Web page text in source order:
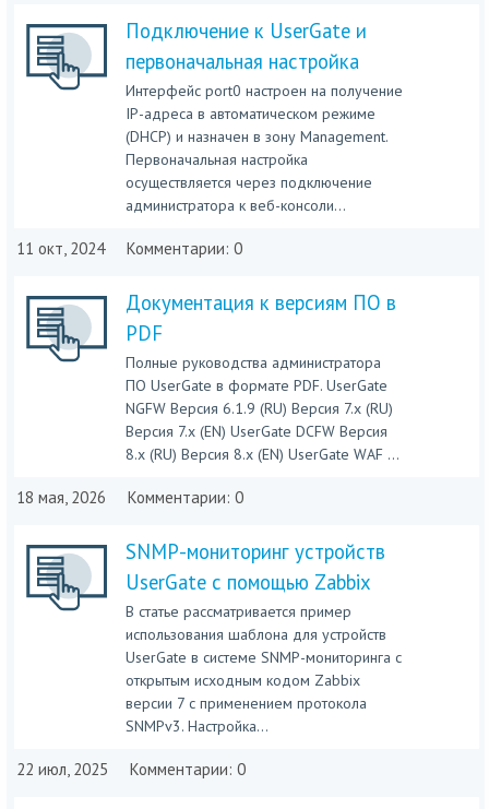
Подключение к UserGate и
первоначальная настройка
Интерфейс port0 настроен на получение
IP-адреса в автоматическом режиме
(DHCP) и назначен в зону Management.
Первоначальная настройка
осуществляется через подключение
администратора к веб-консоли...
11 окт, 2024 Комментарии: 0
Документация к версиям ПО в
PDF
Полные руководства администратора
ПО UserGate в формате PDF. UserGate
NGFW Версия 6.1.9 (RU) Версия 7.x (RU)
Версия 7.x (EN) UserGate DCFW Версия
8.x (RU) Версия 8.x (EN) UserGate WAF ...
18 мая, 2026 Комментарии: 0
SNMP-мониторинг устройств
UserGate с помощью Zabbix
В статье рассматривается пример
использования шаблона для устройств
UserGate в системе SNMP-мониторинга с
открытым исходным кодом Zabbix
версии 7 с применением протокола
SNMPv3. Настройка...
22 июл, 2025 Комментарии: 0